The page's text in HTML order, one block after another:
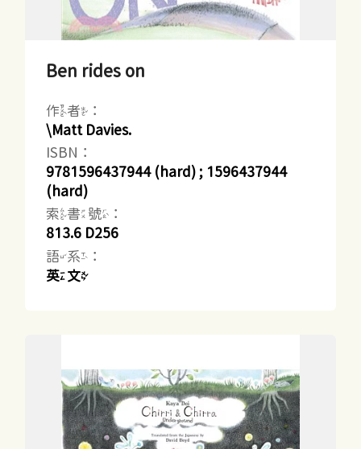
Ben rides on
作者：
\Matt Davies.
ISBN：
9781596437944 (hard) ; 1596437944
(hard)
索書號：
813.6 D256
語系：
英文